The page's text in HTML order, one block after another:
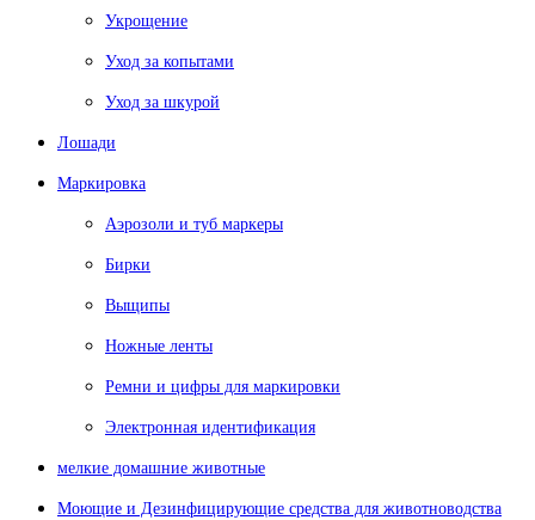
Укрощение
Уход за копытами
Уход за шкурой
Лошади
Маркировка
Аэрозоли и туб маркеры
Бирки
Выщипы
Ножные ленты
Ремни и цифры для маркировки
Электронная идентификация
мелкие домашние животные
Моющие и Дезинфицирующие средства для животноводства